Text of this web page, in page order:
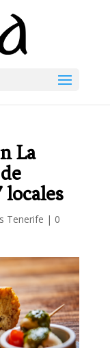
La
locales
Tenerife | 0